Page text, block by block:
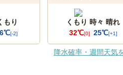
もり
[-2]
くもり 時々 晴れ
32℃[0] 25℃[+1]
降水確率・週間天気